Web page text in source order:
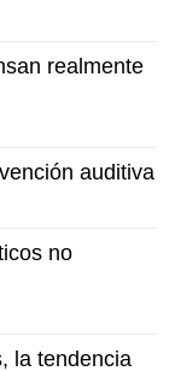
realmente
auditiva
no
la tendencia